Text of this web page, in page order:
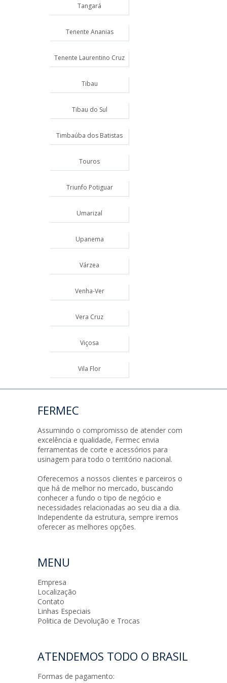
Tangará
Tenente Ananias
Tenente Laurentino Cruz
Tibau
Tibau do Sul
Timbaúba dos Batistas
Touros
Triunfo Potiguar
Umarizal
Upanema
Várzea
Venha-Ver
Vera Cruz
Viçosa
Vila Flor
FERMEC
Assumindo o compromisso de atender com
excelência e qualidade, Fermec envia
ferramentas de corte e acessórios para
usinagem para todo o território nacional.
Oferecemos a nossos clientes e parceiros o
que há de melhor no mercado, buscando
conhecer a fundo o tipo de negócio e
necessidades relacionadas ao seu dia a dia.
Independente da estrutura, sempre iremos
oferecer as melhores opções.
MENU
Empresa
Localização
Contato
Linhas Especiais
Politica de Devolução e Trocas
ATENDEMOS TODO O BRASIL
Formas de pagamento: